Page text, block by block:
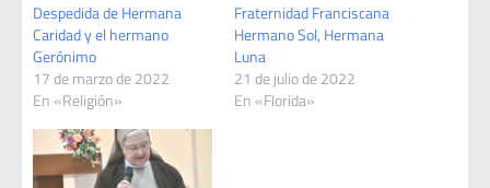
Despedida de Hermana
Caridad y el hermano
Gerónimo
17 de marzo de 2022
En «Religión»
Fraternidad Franciscana
Hermano Sol, Hermana
Luna
21 de julio de 2022
En «Florida»